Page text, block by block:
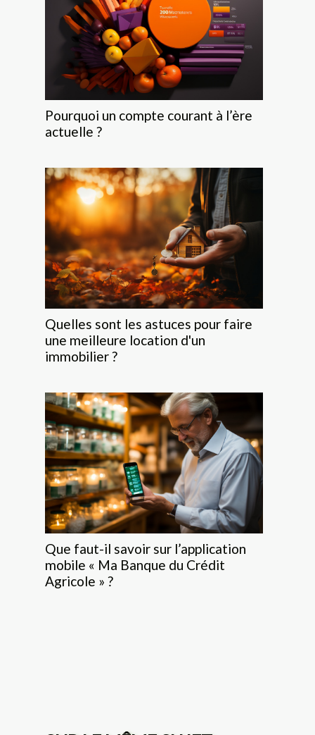
Pourquoi un compte courant à l’ère
actuelle ?
Quelles sont les astuces pour faire
une meilleure location d'un
immobilier ?
Que faut-il savoir sur l’application
mobile « Ma Banque du Crédit
Agricole » ?